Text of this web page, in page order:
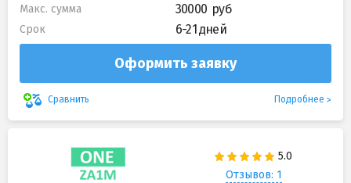
Макс. сумма 30000
Срок 6-21 дней
Оформить заявку
Сравнить Подробнее
Отзывов: 1